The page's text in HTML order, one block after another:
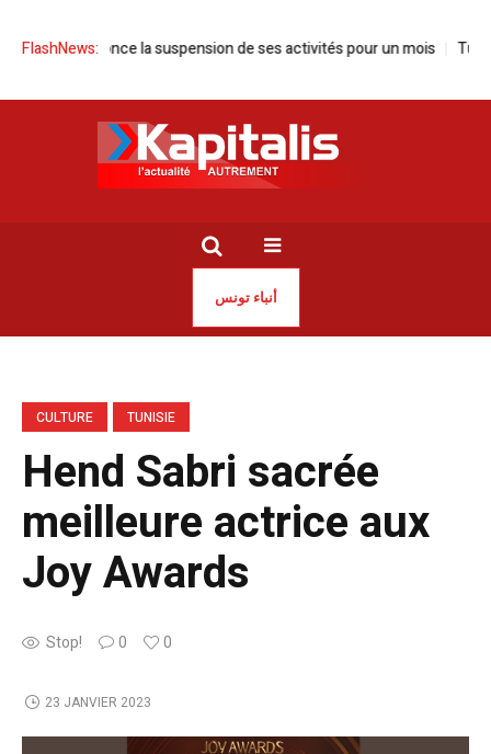
FlashNews:
annonce la suspension de ses activités pour un mois Tunisie |
أنباء تونس
CULTURE TUNISIE
Hend Sabri sacrée
meilleure actrice aux
Joy Awards
Stop! 0 0
23 JANVIER 2023